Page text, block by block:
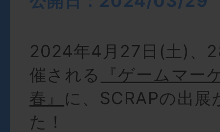
2024年4月27日(土)、
催される
『ゲームマ
春』 に、SCRAPの出展
た！